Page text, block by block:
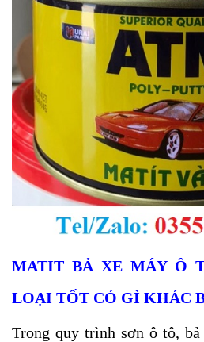
MATIT BẢ XE MÁY Ô
LOẠI TỐT CÓ GÌ KHÁC
Trong quy trình sơn ô tô,